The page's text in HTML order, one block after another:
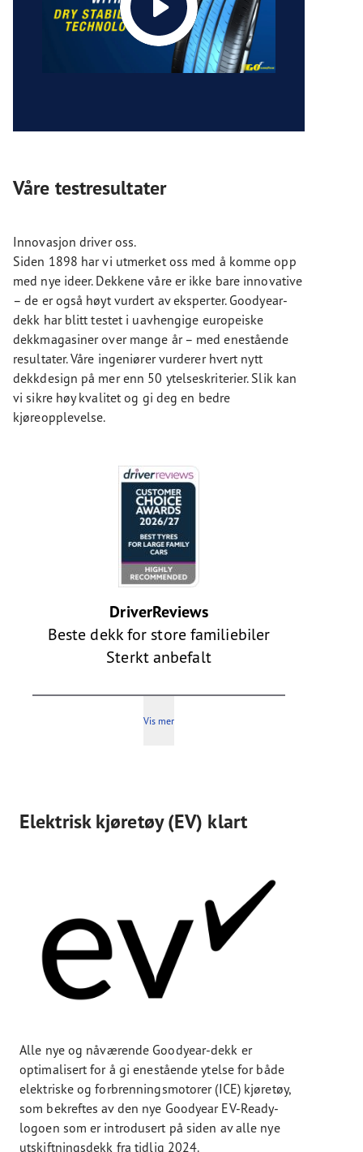
Våre testresultater
Innovasjon driver oss.
Siden 1898 har vi utmerket oss med å komme opp
med nye ideer. Dekkene våre er ikke bare innovative
– de er også høyt vurdert av eksperter. Goodyear-
dekk har blitt testet i uavhengige europeiske
dekkmagasiner over mange år – med enestående
resultater. Våre ingeniører vurderer hvert nytt
dekkdesign på mer enn 50 ytelseskriterier. Slik kan
vi sikre høy kvalitet og gi deg en bedre
kjøreopplevelse.
DriverReviews
Beste dekk for store familiebiler
Sterkt anbefalt
Vis mer
Elektrisk kjøretøy (EV) klart
Alle nye og nåværende Goodyear-dekk er
optimalisert for å gi enestående ytelse for både
elektriske og forbrenningsmotorer (ICE) kjøretøy,
som bekreftes av den nye Goodyear EV-Ready-
logoen som er introdusert på siden av alle nye
utskiftningsdekk fra tidlig 2024.